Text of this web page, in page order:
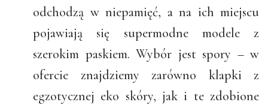
odchodzą w niepamięć, a na ich miejscu
pojawiają się supermodne modele z
szerokim paskiem. Wybór jest spory – w
ofercie znajdziemy zarówno klapki z
egzotycznej eko skóry, jak i te zdobione